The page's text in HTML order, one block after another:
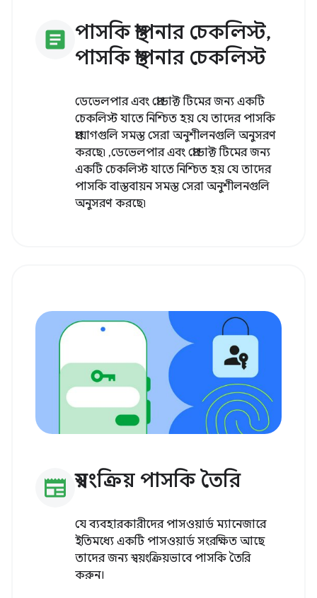
article পাসকি স্থাপনার চেকলিস্ট,
পাসকি স্থাপনার চেকলিস্ট
ডেভেলপার এবং প্রোডাক্ট টিমের জন্য একটি
চেকলিস্ট যাতে নিশ্চিত হয় যে তাদের পাসকি
প্রয়োগগুলি সমস্ত সেরা অনুশীলনগুলি অনুসরণ
করছে৷ ,ডেভেলপার এবং প্রোডাক্ট টিমের জন্য
একটি চেকলিস্ট যাতে নিশ্চিত হয় যে তাদের
পাসকি বাস্তবায়ন সমস্ত সেরা অনুশীলনগুলি
অনুসরণ করছে৷
newspaper স্বয়ংক্রিয় পাসকি তৈরি
যে ব্যবহারকারীদের পাসওয়ার্ড ম্যানেজারে
ইতিমধ্যে একটি পাসওয়ার্ড সংরক্ষিত আছে
তাদের জন্য স্বয়ংক্রিয়ভাবে পাসকি তৈরি
করুন।